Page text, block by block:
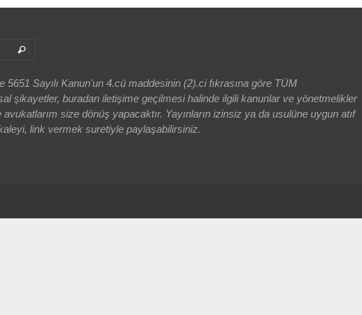
Ara
Sayılı Kanun'un 4.cü maddesinin (2).ci fıkrasına göre TÜM
şikayetler, buradan iletişime geçilmesi halinde ilgili kanunlar ve yönetmelikler
size dönüş yapacaktır. Yayınların izinsiz ya da usulüne uygun atıf
link vermek suretiyle paylaşabilirsiniz.